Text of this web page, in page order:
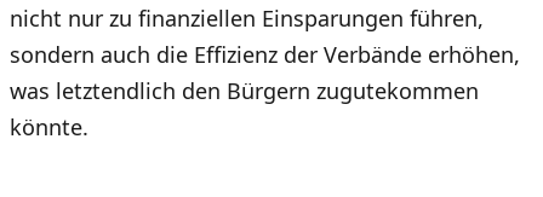
nicht nur zu finanziellen Einsparungen führen,
sondern auch die Effizienz der Verbände erhöhen,
was letztendlich den Bürgern zugutekommen
könnte.